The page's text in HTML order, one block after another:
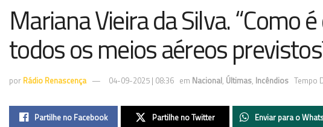
Mariana Vieira da Silva. “Como
todos os meios aéreos
por Rádio Renascença 04-09-2025 | 08:36 em Nacional, Últimas, Incêndios Tempo
Partilhe no Facebook Partilhe no Twitter Enviar para o